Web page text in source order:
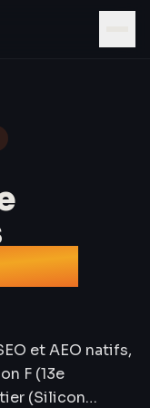
de-
et AEO natifs,
F (13e
(Silicon